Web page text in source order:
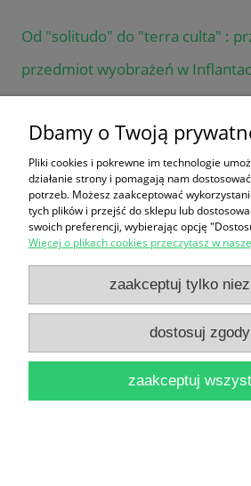
Od "solitudo" do "terra culta" :
przedmiot wyobrażeń w
do początku XV wieku / Rafał
Opera minora : studia z dziejów
Krzyżackiego, Prus, Polski i
Dbamy o Twoją
Pliki cookies i pokrewne im technologie
działanie strony i pomagają nam
potrzeb. Możesz zaakceptować
tych plików i przejść do sklepu lub
swoich preferencji, wybierając opcję
Więcej o plikach cookies przeczytasz w
zaakceptuj tylko
dostosuj zgody
zaakceptuj